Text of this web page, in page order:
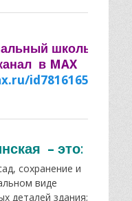
школьный
в MAX
– это:
сохранение и
виде
деталей здания;